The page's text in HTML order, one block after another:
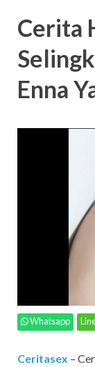
Cerita
Enna
Whatsapp
Ceritasex –